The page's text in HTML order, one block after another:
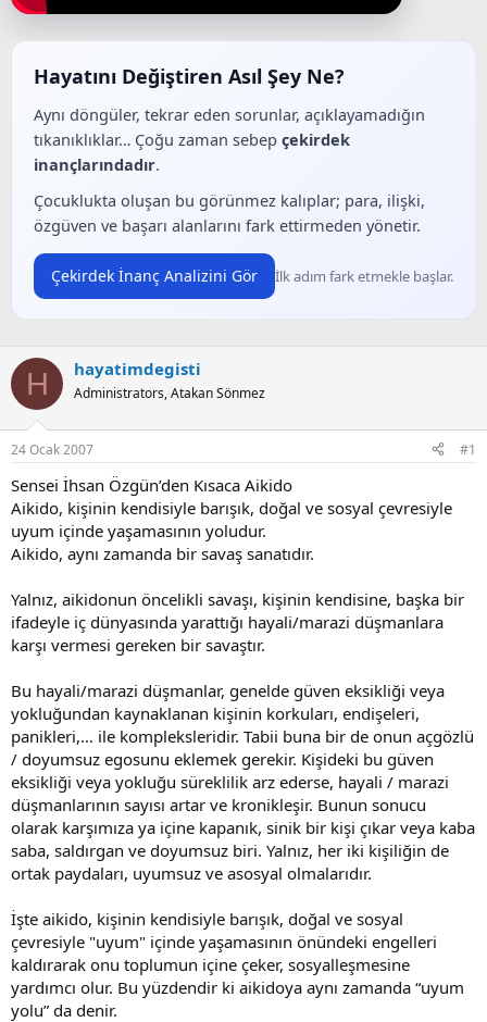
a
n
a
h
i
Hayatını Değiştiren Asıl Şey Ne?
Aynı döngüler, tekrar eden sorunlar, açıklayamadığın
tıkanıklıklar… Çoğu zaman sebep çekirdek
inançlarındadır.
Çocuklukta oluşan bu görünmez kalıplar; para, ilişki,
özgüven ve başarı alanlarını fark ettirmeden yönetir.
Çekirdek İnanç Analizini Gör İlk adım fark etmekle başlar.
H hayatimdegisti
Administrators, Atakan Sönmez
24 Ocak 2007 #1
Sensei İhsan Özgün’den Kısaca Aikido
Aikido, kişinin kendisiyle barışık, doğal ve sosyal çevresiyle
uyum içinde yaşamasının yoludur.
Aikido, aynı zamanda bir savaş sanatıdır.
Yalnız, aikidonun öncelikli savaşı, kişinin kendisine, başka bir
ifadeyle iç dünyasında yarattığı hayali/marazi düşmanlara
karşı vermesi gereken bir savaştır.
Bu hayali/marazi düşmanlar, genelde güven eksikliği veya
yokluğundan kaynaklanan kişinin korkuları, endişeleri,
panikleri,… ile kompleksleridir. Tabii buna bir de onun açgözlü
/ doyumsuz egosunu eklemek gerekir. Kişideki bu güven
eksikliği veya yokluğu süreklilik arz ederse, hayali / marazi
düşmanlarının sayısı artar ve kronikleşir. Bunun sonucu
olarak karşımıza ya içine kapanık, sinik bir kişi çıkar veya kaba
saba, saldırgan ve doyumsuz biri. Yalnız, her iki kişiliğin de
ortak paydaları, uyumsuz ve asosyal olmalarıdır.
İşte aikido, kişinin kendisiyle barışık, doğal ve sosyal
çevresiyle "uyum" içinde yaşamasının önündeki engelleri
kaldırarak onu toplumun içine çeker, sosyalleşmesine
yardımcı olur. Bu yüzdendir ki aikidoya aynı zamanda “uyum
yolu” da denir.